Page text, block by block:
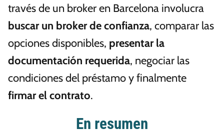
través de un broker en Barcelona involucra
buscar un broker de confianza, comparar las
opciones disponibles, presentar la
documentación requerida, negociar las
condiciones del préstamo y finalmente
firmar el contrato.
En resumen